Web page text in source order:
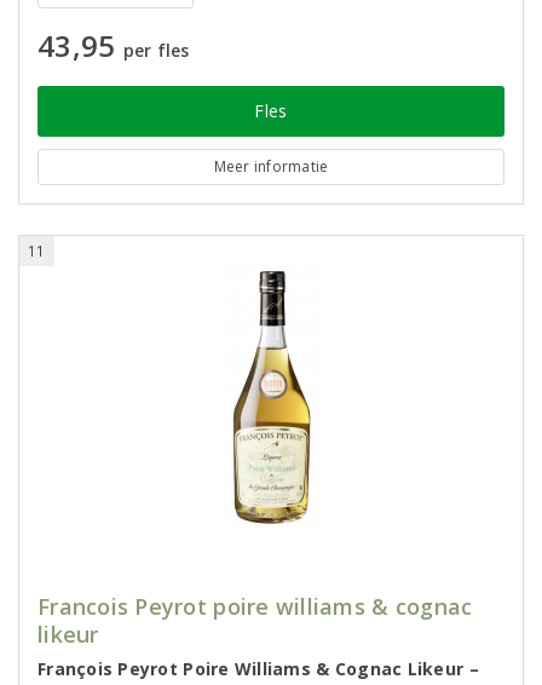
43,95 per fles
Fles
Meer informatie
11
Francois Peyrot poire williams & cognac
likeur
François Peyrot Poire Williams & Cognac Likeur –